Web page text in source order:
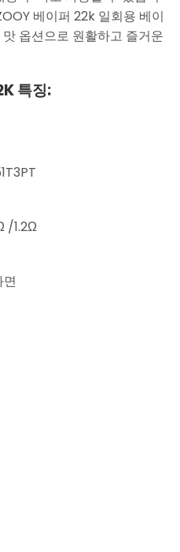
베이퍼 22k 일회용 베이
옵션으로 원활하고 즐거운
특징:
/1.2Ω